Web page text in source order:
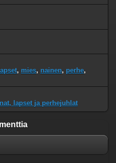
lapset, mies, nainen, perhe,
lapset ja perhejuhlat